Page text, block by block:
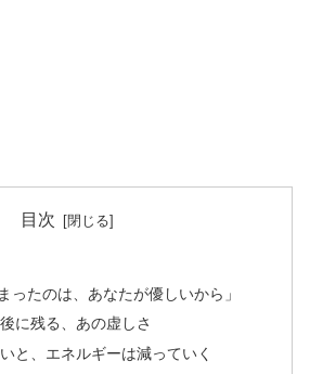
目次
ったのは、あなたが優しいから」
に残る、あの虚しさ
と、エネルギーは減っていく